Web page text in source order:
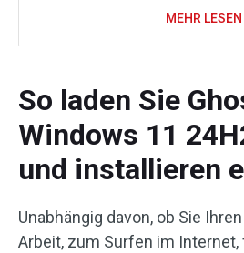
MEHR LESEN
So laden Sie
Windows 11
und installieren
Unabhängig davon, ob Sie
Arbeit, zum Surfen im Internet,